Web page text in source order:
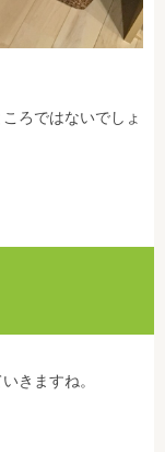
ろではないでしょ
きますね。